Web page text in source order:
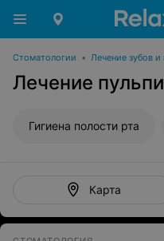
Стоматологии • Лечение зубов
Лечение
Гигиена полости рта
Карта